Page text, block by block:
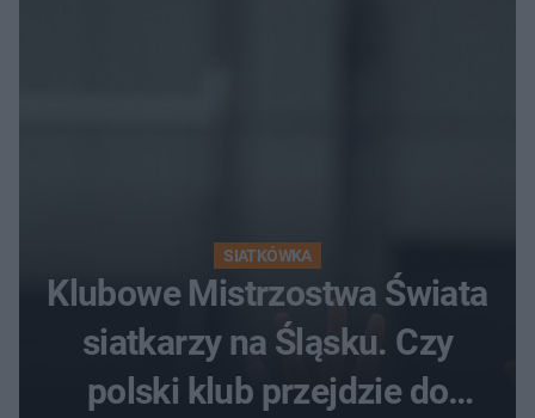
SIATKÓWKA
Klubowe Mistrzostwa Świata
siatkarzy na Śląsku. Czy
polski klub przejdzie do